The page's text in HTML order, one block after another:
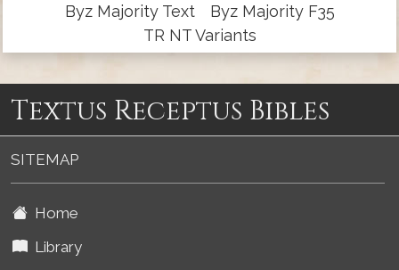
Byz Majority Text
Byz Majority F35
TR NT Variants
Textus Receptus Bibles
SITEMAP
Home
Library